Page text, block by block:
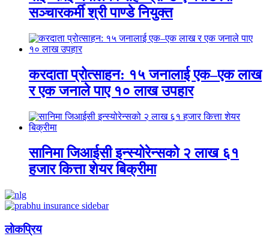
सञ्चारकर्मी श्री पाण्डे नियुक्त
करदाता प्रोत्साहन: १५ जनालाई एक–एक लाख
र एक जनाले पाए १० लाख उपहार
सानिमा जिआईसी इन्स्योरेन्सको २ लाख ६१
हजार कित्ता शेयर बिक्रीमा
लाेकप्रिय